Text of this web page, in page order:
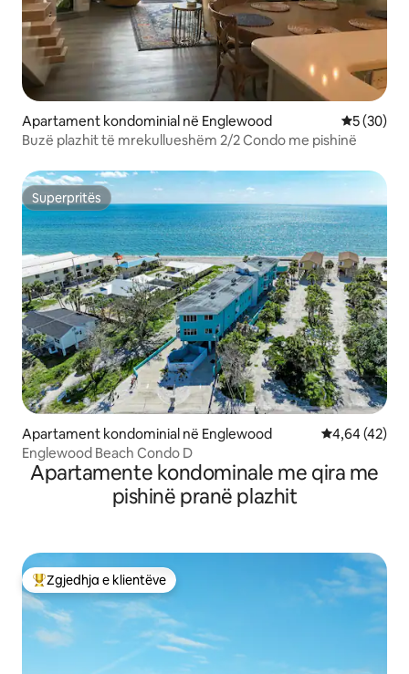
Apartament kondominial në Englewood Vlerësimi
5 (30)
Buzë plazhit të mrekullueshëm 2/2 Condo me pishinë
Superpritës
Superpritës
Apartament kondominial në Englewood Vlerësimi
4,64 (42)
Englewood Beach Condo D
Apartamente kondominale me qira me
pishinë pranë plazhit
Më të mirat e zgjedhjeve të klientëve
Zgjedhja e klientëve